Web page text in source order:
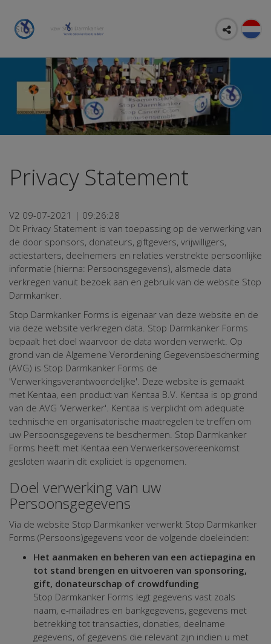
Privacy Statement
V2 09-07-2021 | 09:26:28
Dit Privacy Statement is van toepassing op de verwerking van
de door sponsors, donateurs, giftgevers, vrijwilligers,
actiestarters, deelnemers en relaties verstrekte persoonlijke
informatie (hierna: Persoonsgegevens), alsmede data
verkregen vanuit bezoek aan en gebruik van de website Stop
Darmkanker.
Stop Darmkanker Forms is eigenaar van deze website en de
via deze website verkregen data. Stop Darmkanker Forms
bepaalt het doel waarvoor de data worden verwerkt. Op
grond van de Algemene Verordening Gegevensbescherming
(AVG) is Stop Darmkanker Forms de
'Verwerkingsverantwoordelijke'. Deze website is gemaakt
met Kentaa, een product van Kentaa B.V. Kentaa is op grond
van de AVG 'Verwerker'. Kentaa is verplicht om adequate
technische en organisatorische maatregelen te treffen om
uw Persoonsgegevens te beschermen. Stop Darmkanker
Forms heeft met Kentaa een Verwerkersovereenkomst
gesloten waarin dit expliciet is opgenomen.
Doel verwerking van uw
Persoonsgegevens
Via de website Stop Darmkanker verwerkt Stop Darmkanker
Forms (Persoons)gegevens voor de volgende doeleinden:
Het aanmaken en beheren van een actiepagina en
tot stand brengen en uitvoeren van sponsoring,
gift, donateurschap of crowdfunding
Stop Darmkanker Forms legt gegevens vast zoals
naam, e-mailadres en bankgegevens, gegevens met
betrekking tot transacties, donaties, deelname
gegevens, of gegevens die relevant zijn indien u met